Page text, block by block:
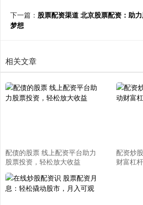
下一篇： 股票配资渠道 北京股票配资：助
梦想
相关文章
配债的股票 线上配资平台助力
股票投资，轻松放大收益
配资炒
财富杠